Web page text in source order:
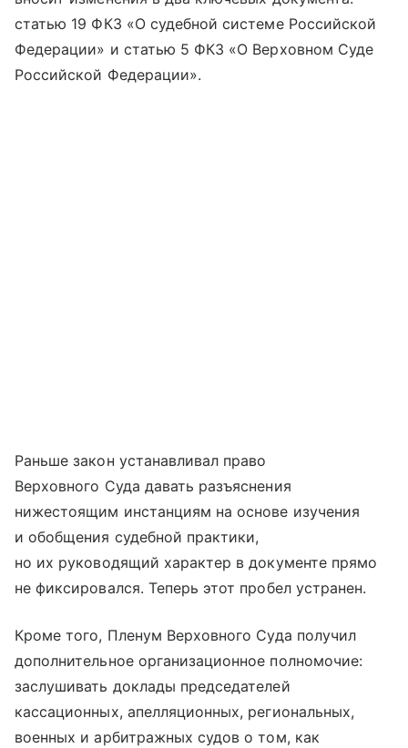
статью 19 ФКЗ «О судебной системе Российской
Федерации» и статью 5 ФКЗ «О Верховном Суде
Российской Федерации».
Раньше закон устанавливал право
Верховного Суда давать разъяснения
нижестоящим инстанциям на основе изучения
и обобщения судебной практики,
но их руководящий характер в документе прямо
не фиксировался. Теперь этот пробел устранен.
Кроме того, Пленум Верховного Суда получил
дополнительное организационное полномочие:
заслушивать доклады председателей
кассационных, апелляционных, региональных,
военных и арбитражных судов о том, как